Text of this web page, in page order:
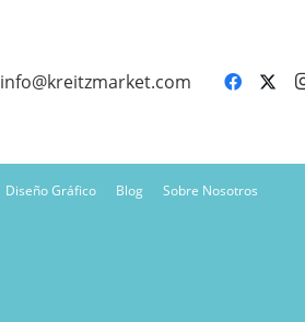
info@kreitzmarket.com
Diseño Gráfico Blog Sobre Nosotros